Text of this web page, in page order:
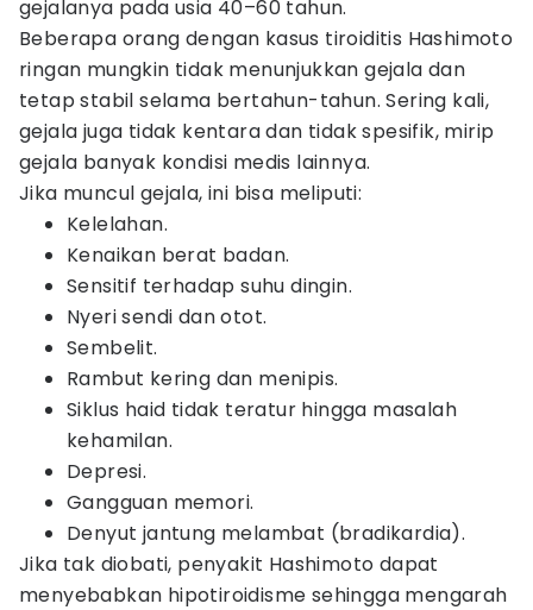
gejalanya pada usia 40–60 tahun.
Beberapa orang dengan kasus tiroiditis Hashimoto
ringan mungkin tidak menunjukkan gejala dan
tetap stabil selama bertahun-tahun. Sering kali,
gejala juga tidak kentara dan tidak spesifik, mirip
gejala banyak kondisi medis lainnya.
Jika muncul gejala, ini bisa meliputi:
Kelelahan.
Kenaikan berat badan.
Sensitif terhadap suhu dingin.
Nyeri sendi dan otot.
Sembelit.
Rambut kering dan menipis.
Siklus haid tidak teratur hingga masalah
kehamilan.
Depresi.
Gangguan memori.
Denyut jantung melambat (bradikardia).
Jika tak diobati, penyakit Hashimoto dapat
menyebabkan hipotiroidisme sehingga mengarah